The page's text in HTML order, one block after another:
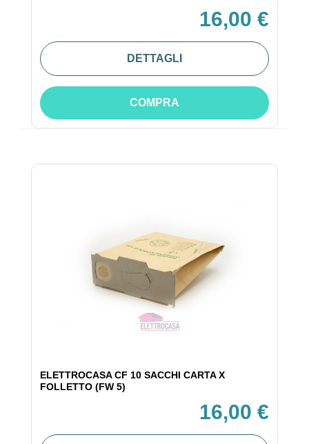
16,00 €
DETTAGLI
COMPRA
ELETTROCASA CF 10 SACCHI CARTA X
FOLLETTO (FW 5)
16,00 €